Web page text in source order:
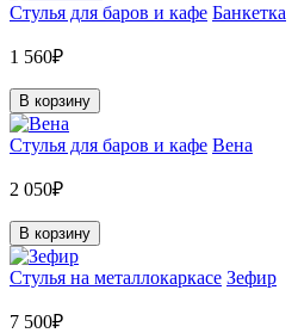
Стулья для баров и кафе Банкетка
1 560₽
В корзину
Стулья для баров и кафе Вена
2 050₽
В корзину
Стулья на металлокаркасе Зефир
7 500₽